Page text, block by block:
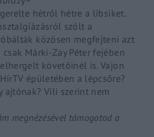
hétről hétre a libsiket.
szólt a
közösen megfejteni azt
Márki-Zay Péter fejében
követőinél is. Vajon
HírTV épületében a lépcsőre?
ajtónak? Vili szerint nem
megnézésével támogatod a